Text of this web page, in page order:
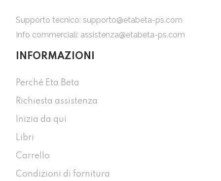
Supporto tecnico: supporto@etabeta-ps.com
Info commerciali: assistenza@etabeta-ps.com
INFORMAZIONI
Perché Eta Beta
Richiesta assistenza
Inizia da qui
Libri
Carrello
Condizioni di fornitura